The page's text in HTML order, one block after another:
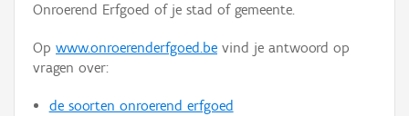
Aanmelden
Onroerend Erfgoed of je stad of gemeente.
Op www.onroerenderfgoed.be vind je antwoord op
vragen over:
de soorten onroerend erfgoed